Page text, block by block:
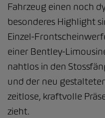
Fahrzeug einen noch
besonderes Highlight
Einzel-
einer Bentley-
nahtlos in den
und der neu
zeitlose, kraftvolle
zieht.